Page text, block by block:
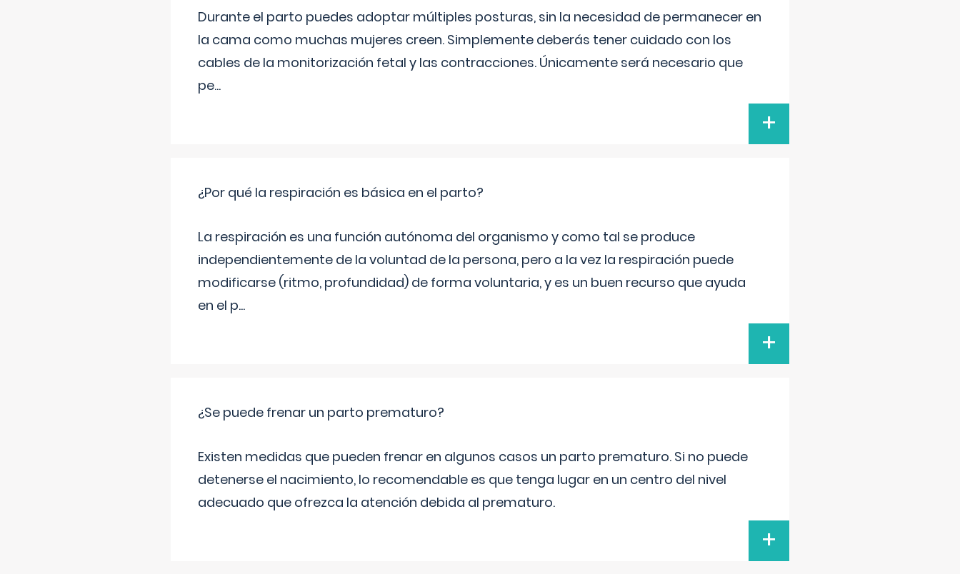
Durante el parto puedes adoptar múltiples posturas, sin la necesidad de permanecer en
la cama como muchas mujeres creen. Simplemente deberás tener cuidado con los
cables de la monitorización fetal y las contracciones. Únicamente será necesario que
pe...
+
¿Por qué la respiración es básica en el parto?
La respiración es una función autónoma del organismo y como tal se produce
independientemente de la voluntad de la persona, pero a la vez la respiración puede
modificarse (ritmo, profundidad) de forma voluntaria, y es un buen recurso que ayuda
en el p...
+
¿Se puede frenar un parto prematuro?
Existen medidas que pueden frenar en algunos casos un parto prematuro. Si no puede
detenerse el nacimiento, lo recomendable es que tenga lugar en un centro del nivel
adecuado que ofrezca la atención debida al prematuro.
+